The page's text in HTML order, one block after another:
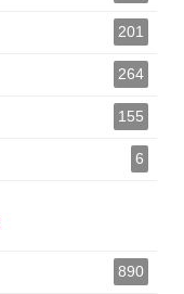
201
264
155
6
890